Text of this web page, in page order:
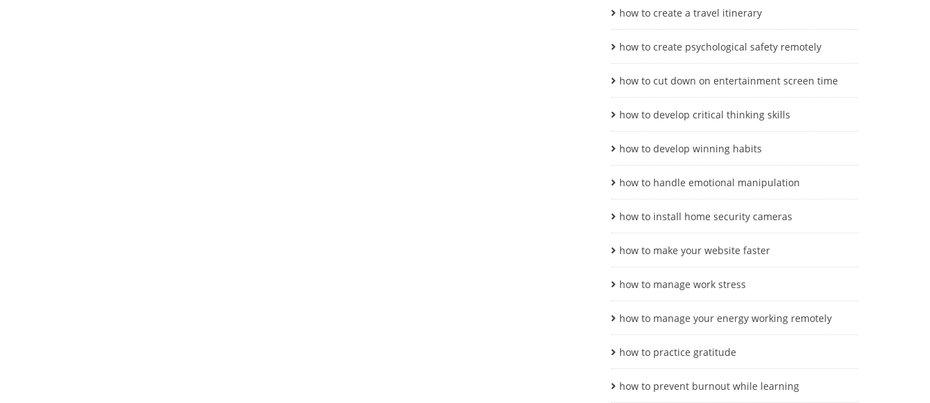
how to create a travel itinerary
how to create psychological safety remotely
how to cut down on entertainment screen time
how to develop critical thinking skills
how to develop winning habits
how to handle emotional manipulation
how to install home security cameras
how to make your website faster
how to manage work stress
how to manage your energy working remotely
how to practice gratitude
how to prevent burnout while learning